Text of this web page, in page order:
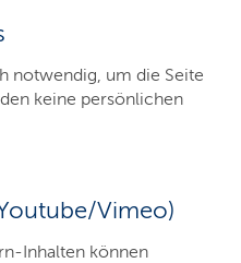
notwendig, um die Seite
keine persönlichen
Vimeo)
Inhalten können